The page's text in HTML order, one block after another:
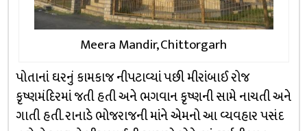
Meera Mandir, Chittorgarh
પોતાનાં ઘરનું કામકાજ નીપટાવ્યાં પછી મીરાંબાઈ રોજ
કૃષ્ણમંદિરમાં જતી હતી અને ભગવાન કૃષ્ણની સામે નાચતી અને
ગાતી હતી. રાનાડે ભોજરાજની માંને એમનો આ વ્યવહાર પસંદ